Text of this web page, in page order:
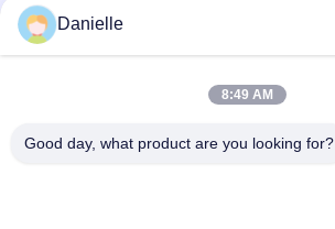
Отливки
алюминиевые Die
механической
КНК
Danielle
8:49 AM
Good day, what product are you looking for?